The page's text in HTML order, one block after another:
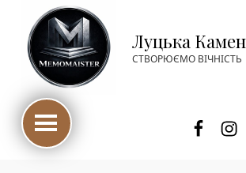
Луцька
СТВОРЮЄМО ВІЧНІСТЬ